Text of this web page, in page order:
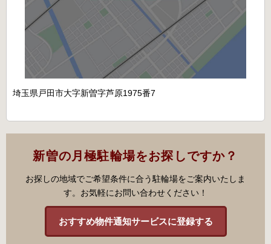
埼玉県戸田市大字新曽字芦原1975番7
新曽の月極駐輪場をお探しですか？
お探しの地域でご希望条件に合う駐輪場をご案内いたしま
す。お気軽にお問い合わせください！
おすすめ物件通知サービスに登録する